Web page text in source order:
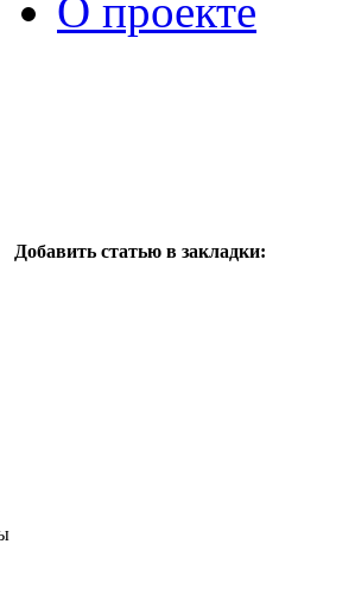
О проекте
Добавить статью в закладки: